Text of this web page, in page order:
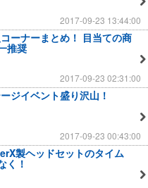
2017-09-23 13:44:00
ーナーまとめ！ 目当ての商
推奨
2017-09-23 02:31:00
ジイベント盛り沢山！
2017-09-23 00:43:00
製ヘッドセットのタイム
く！